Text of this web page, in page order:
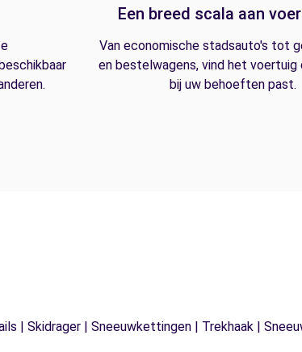
Een breed scala aan
Van economische stadsauto's tot
en bestelwagens, vind het
bij uw behoeften past.
| Skidrager | Sneeuwkettingen | Trekhaak |